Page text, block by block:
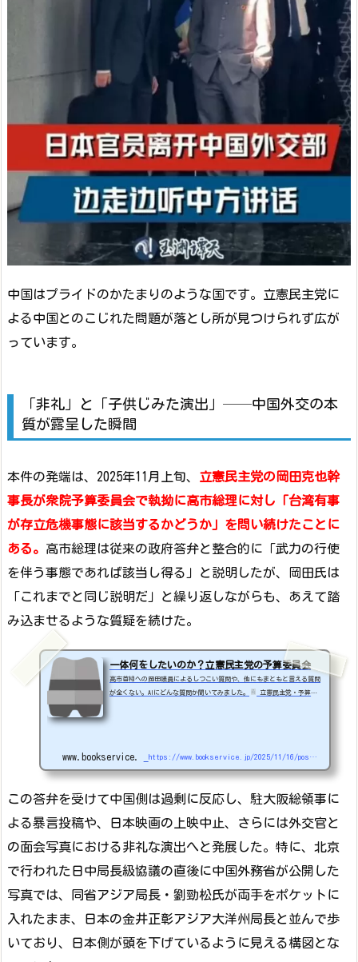
中国はプライドのかたまりのような国です。立憲民主党に
よる中国とのこじれた問題が落とし所が見つけられず広が
っています。
「非礼」と「子供じみた演出」──中国外交の本
質が露呈した瞬間
本件の発端は、2025年11月上旬、 立憲民主党の岡田克也幹
事長が衆院予算委員会で執拗に高市総理に対し「台湾有事
が存立危機事態に該当するかどうか」を問い続けたことに
ある。 高市総理は従来の政府答弁と整合的に「武力の行使
を伴う事態であれば該当し得る」と説明したが、岡田氏は
「これまでと同じ説明だ」と繰り返しながらも、あえて踏
み込ませるような質疑を続けた。
一体何をしたいのか？立憲民主党の予算委員会
高市首相への岡田議員によるしつこい質問や、他にもまともと言える質問
が全くない。AIにどんな質問か聞いてみました。 立憲民主党・予算委
否定的。★☆☆☆☆大串博志外交・安保（岡田質疑の続き）台湾海峡封鎖
www.bookservice.jp https://www.bookservice.jp/2025/11/16/post-48795
この答弁を受けて中国側は過剰に反応し、駐大阪総領事に
よる暴言投稿や、日本映画の上映中止、さらには外交官と
の面会写真における非礼な演出へと発展した。特に、北京
で行われた日中局長級協議の直後に中国外務省が公開した
写真では、同省アジア局長・劉勁松氏が両手をポケットに
入れたまま、日本の金井正彰アジア大洋州局長と並んで歩
いており、日本側が頭を下げているように見える構図とな